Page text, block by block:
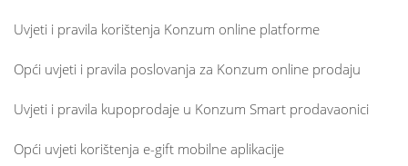
Uvjeti i pravila korištenja Konzum online platforme
Opći uvjeti i pravila poslovanja za Konzum online prodaju
Uvjeti i pravila kupoprodaje u Konzum Smart prodavaonici
Opći uvjeti korištenja e-gift mobilne aplikacije